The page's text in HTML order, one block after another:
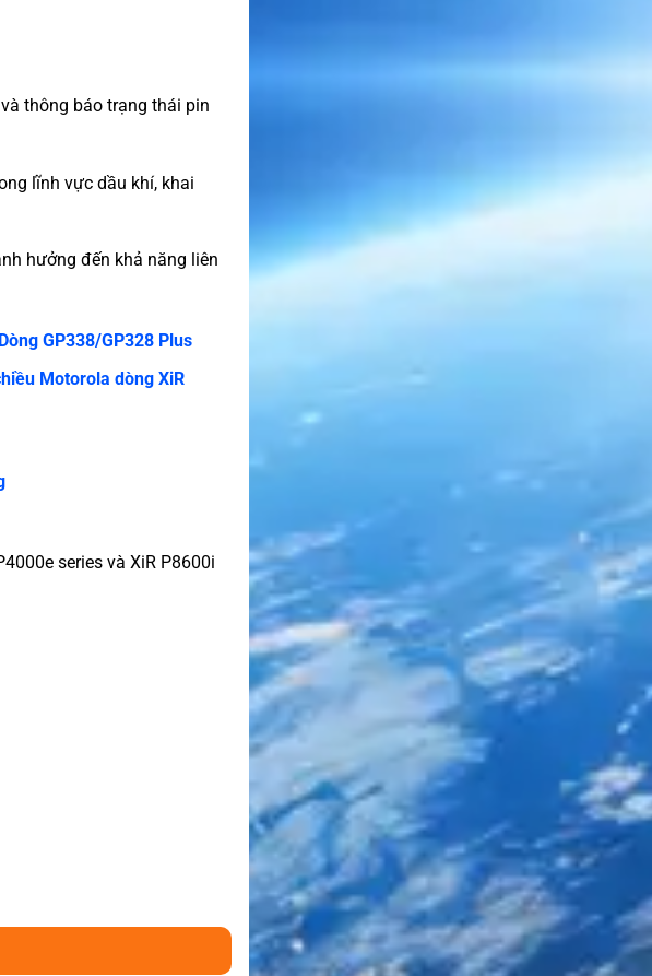
thông báo trạng thái pin
lĩnh vực dầu khí, khai
hưởng đến khả năng liên
GP338/GP328 Plus
Motorola dòng XiR
series và XiR P8600i